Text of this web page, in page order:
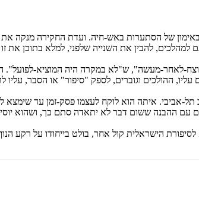
של הסתערות באש-חיה. ועדת החקירה מנקה את
להבין את השנייה שלפני, למלא בתוכן את
לאחר-מעשה", ש"לא במקרה היה המוציא-
ההולכים וגוברים, לספק "סיפור" או הסבר, עליו
איתה הוא לוקח לעצמו פסק-זמן עד שימצא
עם ההבנה ששום דבר לא יתאדה סתם כך, ושהוא
הישראלית קול אחר, בולט בייחודו על רקע